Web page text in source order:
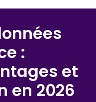
:
et
en 2026